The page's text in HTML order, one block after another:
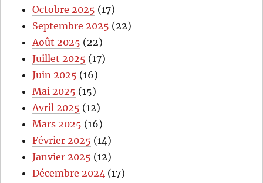
Octobre 2025 (17)
Septembre 2025 (22)
Août 2025 (22)
Juillet 2025 (17)
Juin 2025 (16)
Mai 2025 (15)
Avril 2025 (12)
Mars 2025 (16)
Février 2025 (14)
Janvier 2025 (12)
Décembre 2024 (17)